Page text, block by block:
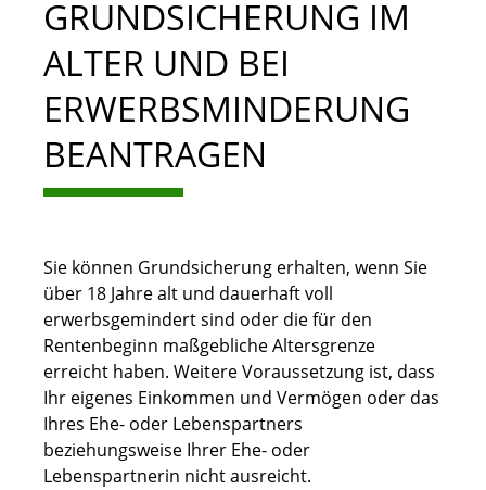
GRUNDSICHERUNG IM
ALTER UND BEI
ERWERBSMINDERUNG
BEANTRAGEN
Sie können Grundsicherung erhalten, wenn Sie
über 18 Jahre alt und dauerhaft voll
erwerbsgemindert sind oder die für den
Rentenbeginn maßgebliche Altersgrenze
erreicht haben. Weitere Voraussetzung ist, dass
Ihr eigenes Einkommen und Vermögen oder das
Ihres Ehe- oder Lebenspartners
beziehungsweise Ihrer Ehe- oder
Lebenspartnerin nicht ausreicht.